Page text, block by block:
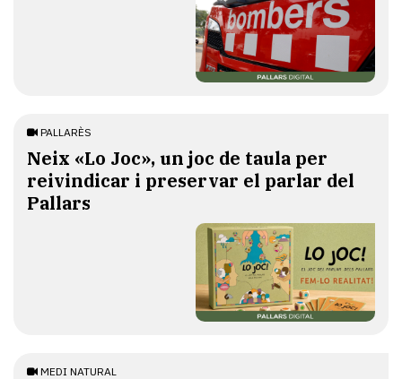
PALLARÈS
​Neix «Lo Joc», un joc de taula per
reivindicar i preservar el parlar del
Pallars
MEDI NATURAL